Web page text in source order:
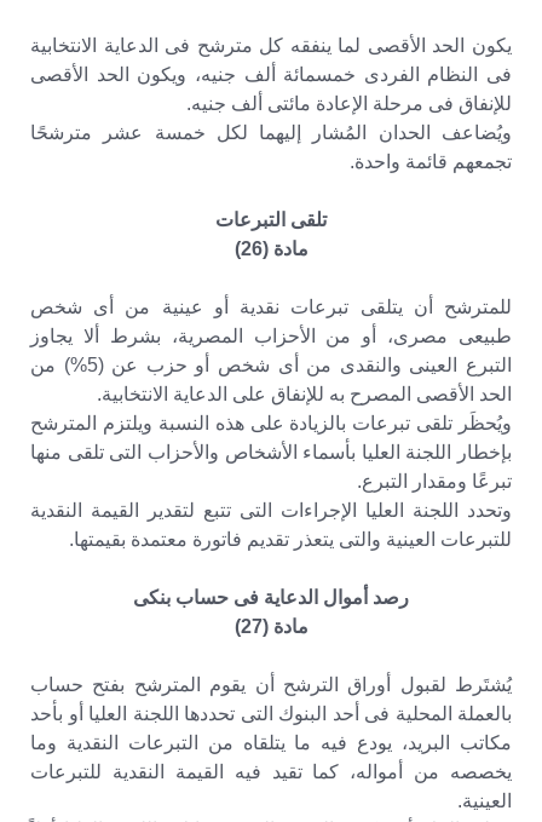
يكون الحد الأقصى لما ينفقه كل مترشح فى الدعاية الانتخابية
فى النظام الفردى خمسمائة ألف جنيه، ويكون الحد الأقصى
للإنفاق فى مرحلة الإعادة مائتى ألف جنيه.
ويُضاعف الحدان المُشار إليهما لكل خمسة عشر مترشحًا
تجمعهم قائمة واحدة.
تلقى التبرعات
مادة (26)
للمترشح أن يتلقى تبرعات نقدية أو عينية من أى شخص
طبيعى مصرى، أو من الأحزاب المصرية، بشرط ألا يجاوز
التبرع العينى والنقدى من أى شخص أو حزب عن (5%) من
الحد الأقصى المصرح به للإنفاق على الدعاية الانتخابية.
ويُحظَر تلقى تبرعات بالزيادة على هذه النسبة ويلتزم المترشح
بإخطار اللجنة العليا بأسماء الأشخاص والأحزاب التى تلقى منها
تبرعًا ومقدار التبرع.
وتحدد اللجنة العليا الإجراءات التى تتبع لتقدير القيمة النقدية
للتبرعات العينية والتى يتعذر تقديم فاتورة معتمدة بقيمتها.
رصد أموال الدعاية فى حساب بنكى
مادة (27)
يُشتَرط لقبول أوراق الترشح أن يقوم المترشح بفتح حساب
بالعملة المحلية فى أحد البنوك التى تحددها اللجنة العليا أو بأحد
مكاتب البريد، يودع فيه ما يتلقاه من التبرعات النقدية وما
يخصصه من أمواله، كما تقيد فيه القيمة النقدية للتبرعات
العينية.